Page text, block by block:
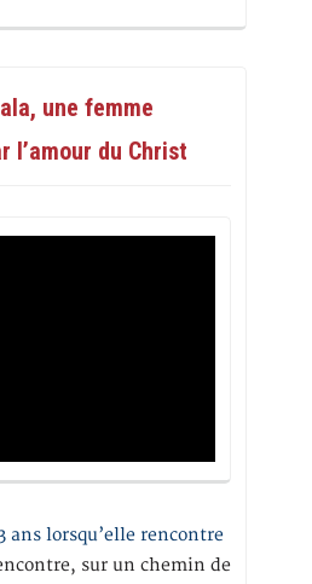
une femme
l’amour du Christ
ans lorsqu’elle rencontre
sur un chemin de